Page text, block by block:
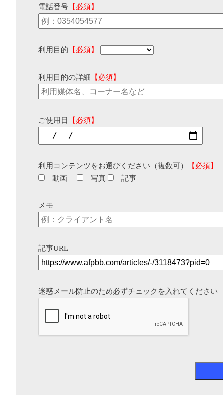
電話番号 【必須】
利用目的 【必須】
利用目的の詳細 【必須】
ご使用日 【必須】
利用コンテンツをお選びください（複数可）
【必須】
動画
写真 記事
メモ
記事URL
迷惑メール防止のため必ずチェックを入れてください